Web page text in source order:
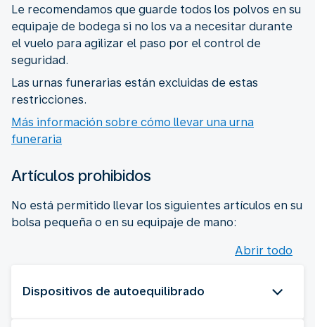
Le recomendamos que guarde todos los polvos en su
equipaje de bodega si no los va a necesitar durante
el vuelo para agilizar el paso por el control de
seguridad.
Las urnas funerarias están excluidas de estas
restricciones.
Más información sobre cómo llevar una urna
funeraria
Artículos prohibidos
No está permitido llevar los siguientes artículos en su
bolsa pequeña o en su equipaje de mano:
Abrir todo
Dispositivos de autoequilibrado